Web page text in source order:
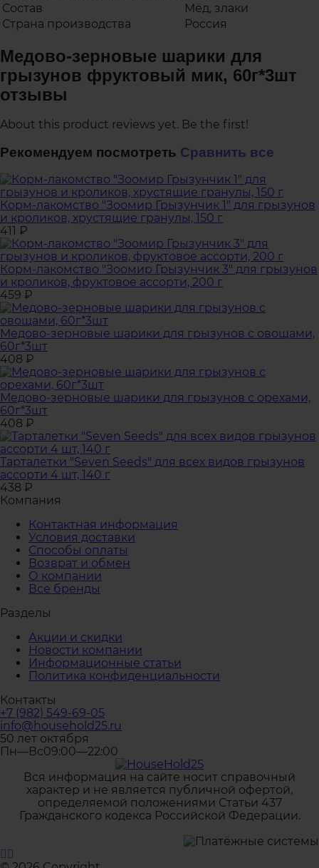
Состав
Мёд, злаки
Страна производства
Россия
Медово-зерновые шарики для
грызунов фруктовый мик, 60г*3шт
отзывы
About this product reviews yet. Be the first!
Рекомендуем посмотреть Сравнить все
Корм-лакомство "Зоомир Грызунчик 1" для грызунов
и кроликов, хрустящие гранулы, 150 г
411 ₽
Корм-лакомство "Зоомир Грызунчик 3" для грызунов
и кроликов, фруктовое ассорти, 200 г
459 ₽
Медово-зерновые шарики для грызунов с овощами,
60г*3шт
408 ₽
Медово-зерновые шарики для грызунов с орехами,
60г*3шт
408 ₽
Тарталетки "Seven Seeds" для всех видов грызунов
ассорти 4 шт, 140 г
438 ₽
Компания
Контактная информация
Условия доставки
Способы оплаты
Возврат и обмен
О компании
Все бренды
Разделы
Акции и скидки
Новости компании
Информационные статьи
Политика конфиденциальности
Контакты
+7 (982) 549-69-05
info@household25.ru
50 лет октября
Пн—Вс09:00—22:00
Вся информация на сайте носит справочный
характер и не является публичной офертой,
определяемой положениями Статьи 437
Гражданского кодекса Российской Федерации.